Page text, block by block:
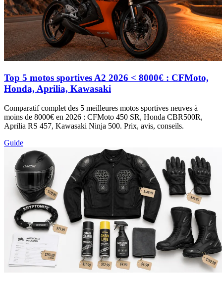
Top 5 motos sportives A2 2026 < 8000€ : CFMoto,
Honda, Aprilia, Kawasaki
Comparatif complet des 5 meilleures motos sportives neuves à
moins de 8000€ en 2026 : CFMoto 450 SR, Honda CBR500R,
Aprilia RS 457, Kawasaki Ninja 500. Prix, avis, conseils.
Guide